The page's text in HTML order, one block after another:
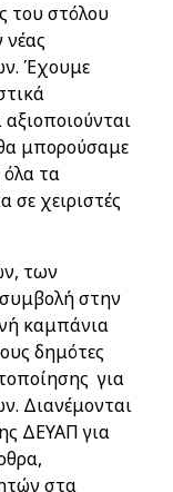
του στόλου
Έχουμε
μπορούσαμε
τα
σε χειριστές
των
στην
καμπάνια
δημότες
για
Διανέμονται
ΔΕΥΑΠ για
στα